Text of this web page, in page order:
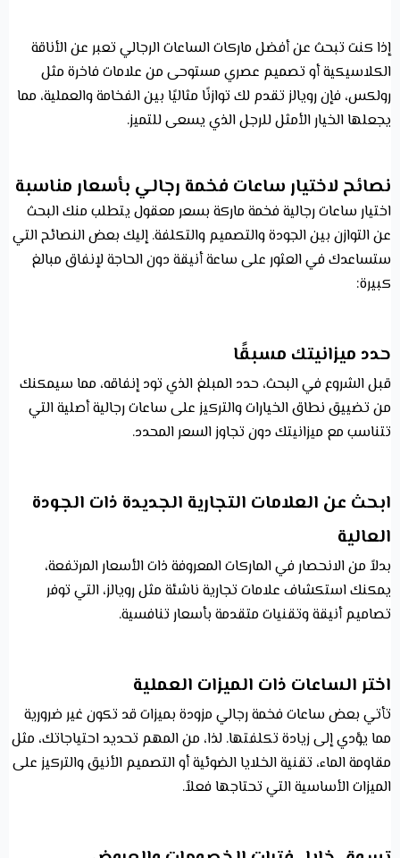
إذا كنت تبحث عن أفضل ماركات الساعات الرجالي تعبر عن الأناقة
الكلاسيكية أو تصميم عصري مستوحى من علامات فاخرة مثل
رولكس، فإن رويالز تقدم لك توازنًا مثاليًا بين الفخامة والعملية، مما
يجعلها الخيار الأمثل للرجل الذي يسعى للتميز.
نصائح لاختيار ساعات فخمة رجالي بأسعار مناسبة
اختيار ساعات رجالية فخمة ماركة بسعر معقول يتطلب منك البحث
عن التوازن بين الجودة والتصميم والتكلفة. إليك بعض النصائح التي
ستساعدك في العثور على ساعة أنيقة دون الحاجة لإنفاق مبالغ
كبيرة:
حدد ميزانيتك مسبقًا
قبل الشروع في البحث، حدد المبلغ الذي تود إنفاقه، مما سيمكنك
من تضييق نطاق الخيارات والتركيز على ساعات رجالية أصلية التي
تتناسب مع ميزانيتك دون تجاوز السعر المحدد.
ابحث عن العلامات التجارية الجديدة ذات الجودة
العالية
بدلاً من الانحصار في الماركات المعروفة ذات الأسعار المرتفعة،
يمكنك استكشاف علامات تجارية ناشئة مثل رويالز، التي توفر
تصاميم أنيقة وتقنيات متقدمة بأسعار تنافسية.
اختر الساعات ذات الميزات العملية
تأتي بعض ساعات فخمة رجالي مزودة بميزات قد تكون غير ضرورية
مما يؤدي إلى زيادة تكلفتها. لذا، من المهم تحديد احتياجاتك، مثل
مقاومة الماء، تقنية الخلايا الضوئية أو التصميم الأنيق والتركيز على
الميزات الأساسية التي تحتاجها فعلاً.